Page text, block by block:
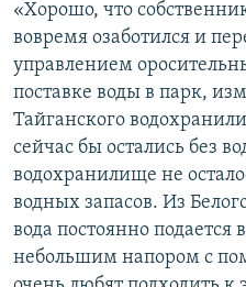
«Хорошо, что
вовремя озаботился и
управлением
поставке воды в парк,
Тайганского
сейчас бы остались без
водохранилище не
водных запасов. Из
вода постоянно подается
небольшим напором с